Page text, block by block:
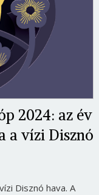
2024: az év
a vízi Disznó
Disznó hava. A